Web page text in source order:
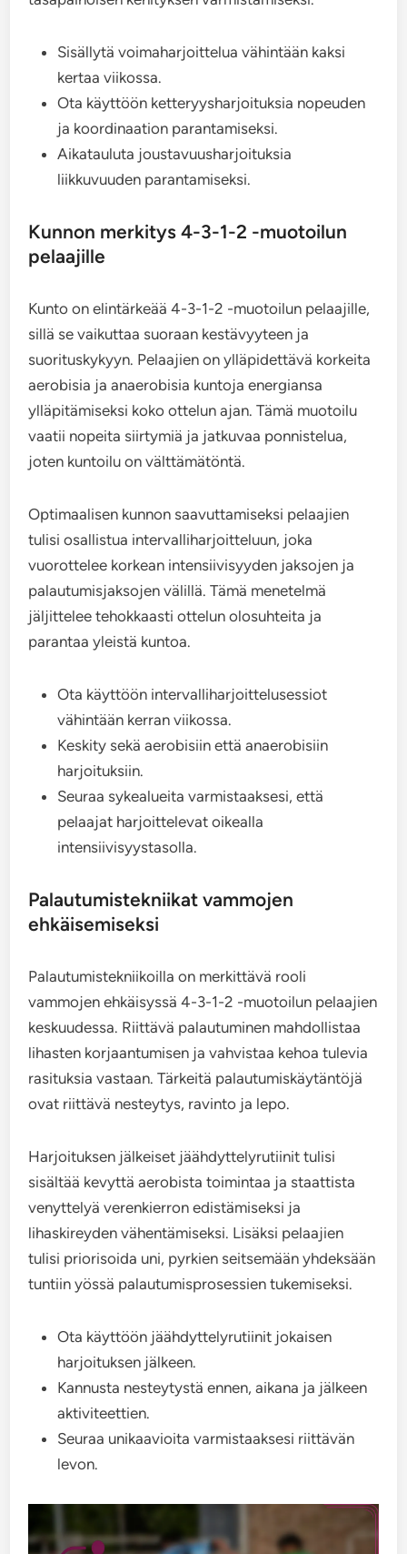
Sisällytä voimaharjoittelua vähintään kaksi
kertaa viikossa.
Ota käyttöön ketteryysharjoituksia nopeuden
ja koordinaation parantamiseksi.
Aikatauluta joustavuusharjoituksia
liikkuvuuden parantamiseksi.
Kunnon merkitys 4-3-1-2 -muotoilun
pelaajille
Kunto on elintärkeää 4-3-1-2 -muotoilun pelaajille,
sillä se vaikuttaa suoraan kestävyyteen ja
suorituskykyyn. Pelaajien on ylläpidettävä korkeita
aerobisia ja anaerobisia kuntoja energiansa
ylläpitämiseksi koko ottelun ajan. Tämä muotoilu
vaatii nopeita siirtymiä ja jatkuvaa ponnistelua,
joten kuntoilu on välttämätöntä.
Optimaalisen kunnon saavuttamiseksi pelaajien
tulisi osallistua intervalliharjoitteluun, joka
vuorottelee korkean intensiivisyyden jaksojen ja
palautumisjaksojen välillä. Tämä menetelmä
jäljittelee tehokkaasti ottelun olosuhteita ja
parantaa yleistä kuntoa.
Ota käyttöön intervalliharjoittelusessiot
vähintään kerran viikossa.
Keskity sekä aerobisiin että anaerobisiin
harjoituksiin.
Seuraa sykealueita varmistaaksesi, että
pelaajat harjoittelevat oikealla
intensiivisyystasolla.
Palautumistekniikat vammojen
ehkäisemiseksi
Palautumistekniikoilla on merkittävä rooli
vammojen ehkäisyssä 4-3-1-2 -muotoilun pelaajien
keskuudessa. Riittävä palautuminen mahdollistaa
lihasten korjaantumisen ja vahvistaa kehoa tulevia
rasituksia vastaan. Tärkeitä palautumiskäytäntöjä
ovat riittävä nesteytys, ravinto ja lepo.
Harjoituksen jälkeiset jäähdyttelyrutiinit tulisi
sisältää kevyttä aerobista toimintaa ja staattista
venyttelyä verenkierron edistämiseksi ja
lihaskireyden vähentämiseksi. Lisäksi pelaajien
tulisi priorisoida uni, pyrkien seitsemään yhdeksään
tuntiin yössä palautumisprosessien tukemiseksi.
Ota käyttöön jäähdyttelyrutiinit jokaisen
harjoituksen jälkeen.
Kannusta nesteytystä ennen, aikana ja jälkeen
aktiviteettien.
Seuraa unikaavioita varmistaaksesi riittävän
levon.